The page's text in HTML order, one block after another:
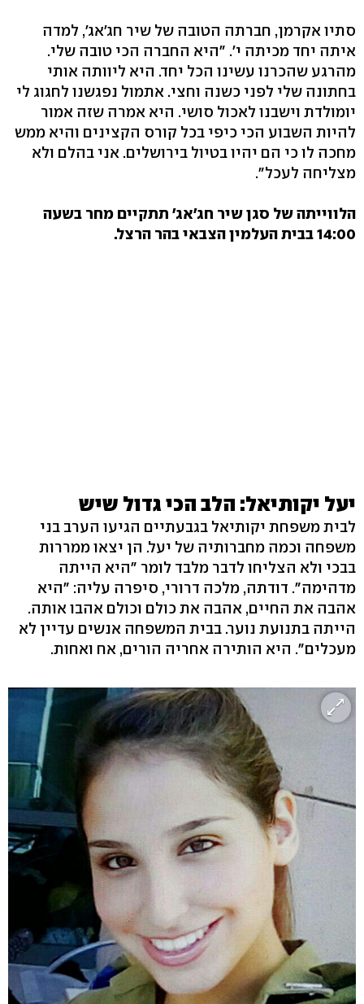
סתיו אקרמן, חברתה הטובה של שיר חג'אג', למדה
איתה יחד מכיתה י'. "היא החברה הכי טובה שלי.
מהרגע שהכרנו עשינו הכל יחד. היא ליוותה אותי
בחתונה שלי לפני כשנה וחצי. אתמול נפגשנו לחגוג לי
יומולדת וישבנו לאכול סושי. היא אמרה שזה אמור
להיות השבוע הכי כיפי בכל קורס הקצינים והיא ממש
מחכה לו כי הם יהיו בטיול בירושלים. אני בהלם ולא
מצליחה לעכל".
הלווייתה של סגן שיר חג'אג' תתקיים מחר בשעה
14:00 בבית העלמין הצבאי בהר הרצל.
יעל יקותיאל: הלב הכי גדול שיש
לבית משפחת יקותיאל בגבעתיים הגיעו הערב בני
משפחה וכמה מחברותיה של יעל. הן יצאו ממררות
בבכי ולא הצליחו לדבר מלבד לומר "היא הייתה
מדהימה". דודתה, מלכה דרורי, סיפרה עליה: "היא
אהבה את החיים, אהבה את כולם וכולם אהבו אותה.
הייתה בתנועת נוער. בבית המשפחה אנשים עדיין לא
מעכלים". היא הותירה אחריה הורים, אח ואחות.